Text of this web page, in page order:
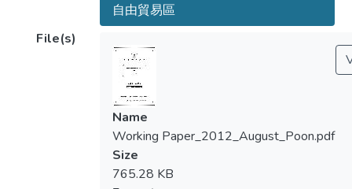
自由貿易區
File(s)
Name
Working Paper_2012_August_Poon.pdf
Size
765.28 KB